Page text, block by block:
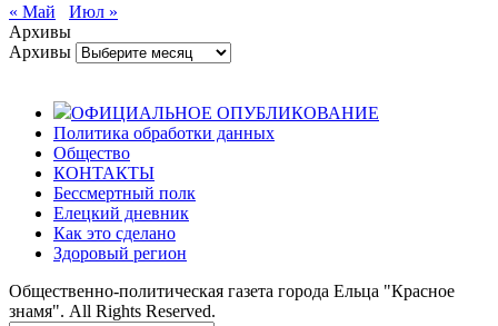
« Май
Июл »
Архивы
Архивы
ОФИЦИАЛЬНОЕ ОПУБЛИКОВАНИЕ
Политика обработки данных
Общество
КОНТАКТЫ
Бессмертный полк
Елецкий дневник
Как это сделано
Здоровый регион
Общественно-политическая газета города Ельца "Красное
знамя". All Rights Reserved.